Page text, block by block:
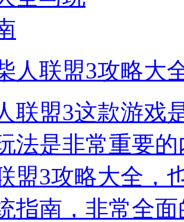
人联盟3攻略大
联盟3这款游戏
法是非常重要
盟3攻略大全，
指南，非常全